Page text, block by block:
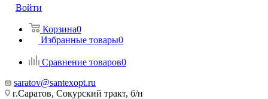
Войти
Корзина0
Избранные товары0
Сравнение товаров0
saratov@santexopt.ru
г.Саратов, Сокурский тракт, б/н